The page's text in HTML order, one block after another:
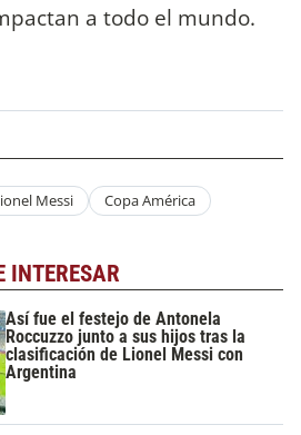
a todo el mundo.
Messi Copa América
INTERESAR
Así fue el festejo de Antonela
Roccuzzo junto a sus hijos tras la
clasificación de Lionel Messi con
Argentina